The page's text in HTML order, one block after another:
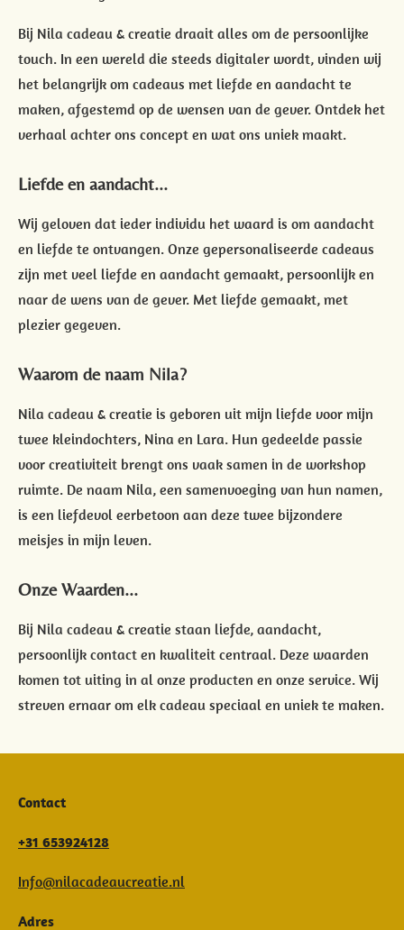
Bij Nila cadeau & creatie draait alles om de persoonlijke
touch. In een wereld die steeds digitaler wordt, vinden wij
het belangrijk om cadeaus met liefde en aandacht te
maken, afgestemd op de wensen van de gever. Ontdek het
verhaal achter ons concept en wat ons uniek maakt.
Liefde en aandacht...
Wij geloven dat ieder individu het waard is om aandacht
en liefde te ontvangen. Onze gepersonaliseerde cadeaus
zijn met veel liefde en aandacht gemaakt, persoonlijk en
naar de wens van de gever. Met liefde gemaakt, met
plezier gegeven.
Waarom de naam Nila?
Nila cadeau & creatie is geboren uit mijn liefde voor mijn
twee kleindochters, Nina en Lara. Hun gedeelde passie
voor creativiteit brengt ons vaak samen in de workshop
ruimte. De naam Nila, een samenvoeging van hun namen,
is een liefdevol eerbetoon aan deze twee bijzondere
meisjes in mijn leven.
Onze Waarden...
Bij Nila cadeau & creatie staan liefde, aandacht,
persoonlijk contact en kwaliteit centraal. Deze waarden
komen tot uiting in al onze producten en onze service. Wij
streven ernaar om elk cadeau speciaal en uniek te maken.
Contact
+31 653924128
Info@nilacadeaucreatie.nl
Adres